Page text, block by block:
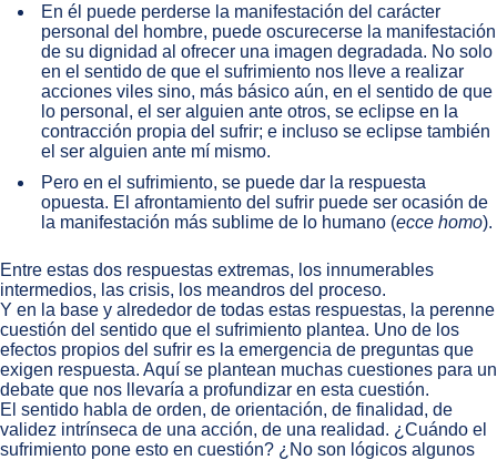
En él puede perderse la manifestación del carácter
personal del hombre, puede oscurecerse la manifestación
de su dignidad al ofrecer una imagen degradada. No solo
en el sentido de que el sufrimiento nos lleve a realizar
acciones viles sino, más básico aún, en el sentido de que
lo personal, el ser alguien ante otros, se eclipse en la
contracción propia del sufrir; e incluso se eclipse también
el ser alguien ante mí mismo.
Pero en el sufrimiento, se puede dar la respuesta
opuesta. El afrontamiento del sufrir puede ser ocasión de
la manifestación más sublime de lo humano (ecce homo).
Entre estas dos respuestas extremas, los innumerables
intermedios, las crisis, los meandros del proceso.
Y en la base y alrededor de todas estas respuestas, la perenne
cuestión del sentido que el sufrimiento plantea. Uno de los
efectos propios del sufrir es la emergencia de preguntas que
exigen respuesta. Aquí se plantean muchas cuestiones para un
debate que nos llevaría a profundizar en esta cuestión.
El sentido habla de orden, de orientación, de finalidad, de
validez intrínseca de una acción, de una realidad. ¿Cuándo el
sufrimiento pone esto en cuestión? ¿No son lógicos algunos